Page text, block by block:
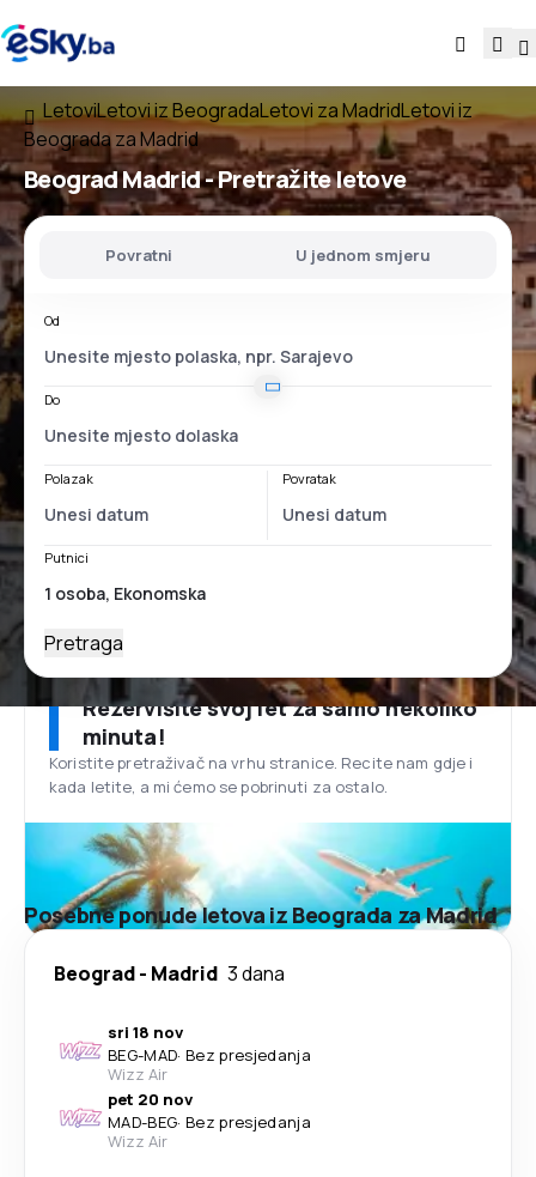
LetoviLetovi iz BeogradaLetovi za MadridLetovi iz
Beograda za Madrid
Beograd Madrid- Pretražite letove
Povratni U jednom smjeru
Od
Do
Polazak Povratak
Putnici
Pretraga
Rezervišite svoj let za samo nekoliko
minuta!
Koristite pretraživač na vrhu stranice. Recite nam gdje i
kada letite, a mi ćemo se pobrinuti za ostalo.
Posebne ponude letova iz Beograda za Madrid
Beograd- Madrid 3 dana
sri 18 nov
BEG-MAD· Bez presjedanja
Wizz Air
pet 20 nov
MAD-BEG· Bez presjedanja
Wizz Air